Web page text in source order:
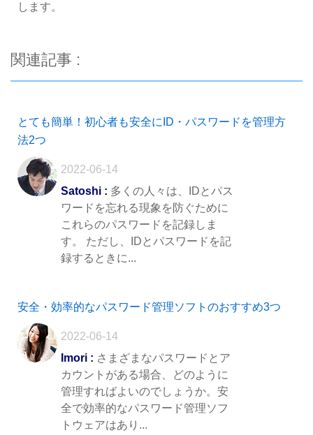
します。
関連記事 :
とても簡単！初心者も安全にID・パスワードを管理方
法2つ
2022-06-14
Satoshi : 多くの人々は、IDとパス
ワードを忘れる現象を防ぐために
これらのパスワードを記録しま
す。 ただし、IDとパスワードを記
録するときに...
安全・効率的なパスワード管理ソフトのおすすめ3つ
2022-06-14
Imori : さまざまなパスワードとア
カウントがある場合、どのように
管理すればよいのでしょうか。安
全で効率的なパスワード管理ソフ
トウェアはあり...